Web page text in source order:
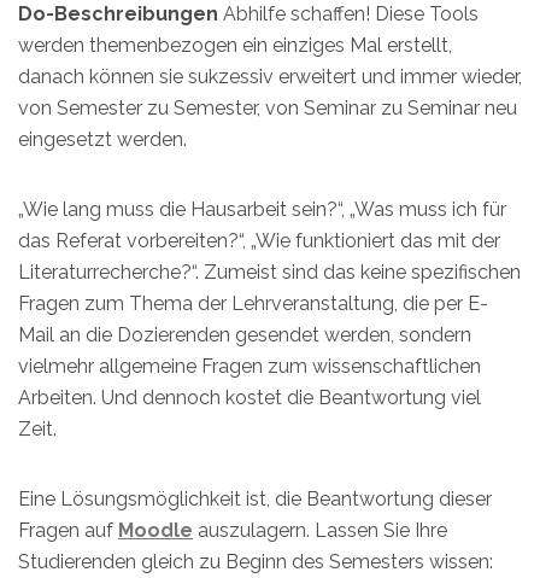
Do-Beschreibungen Abhilfe schaffen! Diese Tools
werden themenbezogen ein einziges Mal erstellt,
danach können sie sukzessiv erweitert und immer wieder,
von Semester zu Semester, von Seminar zu Seminar neu
eingesetzt werden.
„Wie lang muss die Hausarbeit sein?“, „Was muss ich für
das Referat vorbereiten?“, „Wie funktioniert das mit der
Literaturrecherche?“. Zumeist sind das keine spezifischen
Fragen zum Thema der Lehrveranstaltung, die per E-
Mail an die Dozierenden gesendet werden, sondern
vielmehr allgemeine Fragen zum wissenschaftlichen
Arbeiten. Und dennoch kostet die Beantwortung viel
Zeit.
Eine Lösungsmöglichkeit ist, die Beantwortung dieser
Fragen auf Moodle auszulagern. Lassen Sie Ihre
Studierenden gleich zu Beginn des Semesters wissen: